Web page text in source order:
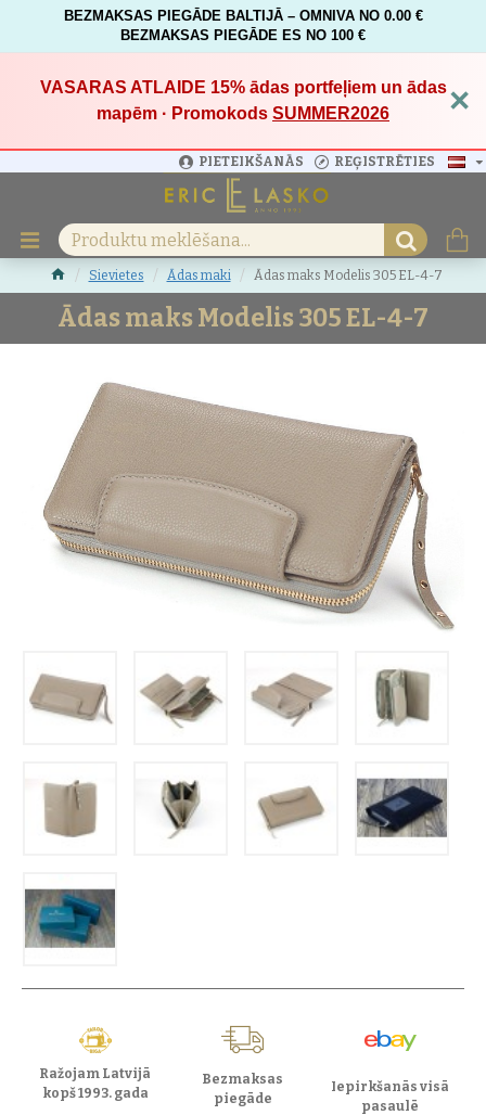
BEZMAKSAS PIEGĀDE BALTIJĀ – OMNIVA NO 0.00 €
BEZMAKSAS PIEGĀDE ES NO 100 €
VASARAS ATLAIDE 15%ādas portfeļiem un ādas
mapēm · Promokods SUMMER2026 ×
PIETEIKŠANĀS REĢISTRĒTIES
Sievietes Ādas maki Ādas maks Modelis 305 EL-4-7
Ādas maks Modelis 305 EL-4-7
Ražojam Latvijā
kopš 1993. gada
Bezmaksas
piegāde
Iepirkšanās visā
pasaulē